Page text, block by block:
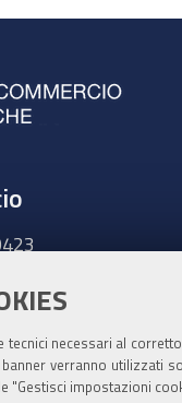
tecnici necessari al
verranno utilizzati
"Gestisci impostazioni
1 - CAP 60123
UFKY7Z